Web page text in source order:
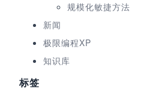
规模化敏捷方法
新闻
极限编程XP
知识库
标签